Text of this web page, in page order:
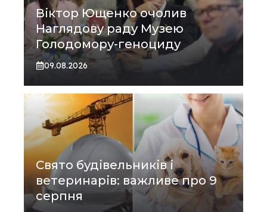
Віктор Ющенко очолив
Наглядову раду Музею
Голодомору-геноциду
09.08.2026
Свято будівельників і
ветеринарів: важливе про 9
серпня